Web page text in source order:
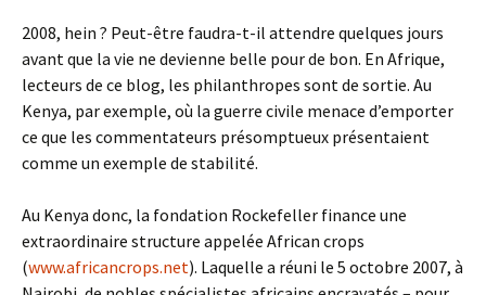
2008, hein ? Peut-être faudra-t-il attendre quelques jours
avant que la vie ne devienne belle pour de bon. En Afrique,
lecteurs de ce blog, les philanthropes sont de sortie. Au
Kenya, par exemple, où la guerre civile menace d’emporter
ce que les commentateurs présomptueux présentaient
comme un exemple de stabilité.
Au Kenya donc, la fondation Rockefeller finance une
extraordinaire structure appelée African crops
(www.africancrops.net). Laquelle a réuni le 5 octobre 2007, à